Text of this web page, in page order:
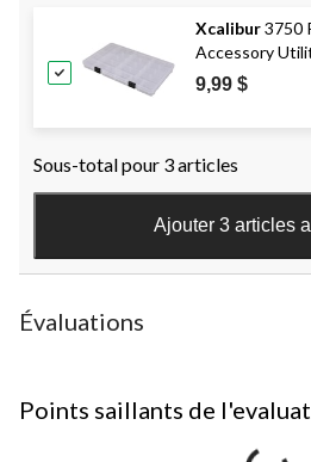
Xcalibur3750
Accessory
9,99 $
Sous-total pour 3 articles
Ajouter 3 articles
Évaluations
Points saillants de